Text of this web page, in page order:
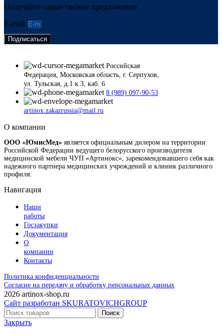
Получайте самые свежие предложения
E-mail
Подписаться
Российская
Федерация, Московская область, г. Серпухов,
ул. Тульская, д.1 к.3, каб. 6
8 (989) 097-90-53
artinox.zakazrussia@mail.ru
О компании
ООО «ЮмисМед» является официальным дилером на территории
Российской Федерации ведущего белорусского производителя
медицинской мебели ЧУП «Артинокс», зарекомендовавшего себя как
надежного партнера медицинских учреждений и клиник различного
профиля.
Навигация
Наши
работы
Госзакупки
Документация
О
компании
Контакты
Политика конфиденциальности
Согласие на передачу и обработку персональных данных
2026 artinox-shop.ru
Сайт разработан SKURATOVICHGROUP
Поиск
Закрыть